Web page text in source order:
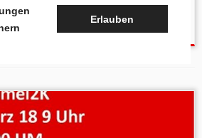
verschlagwortetPommel2K
am 8. Januar 2020)
Erlauben